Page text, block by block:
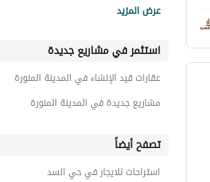
استراحات حي أبو كبير
استراحات حي الزهرة
استراحات حي المدينة الصناعية
عرض المزيد
استثمر في مشاريع جديدة
عقارات قيد الإنشاء في المدينة المنورة
مشاريع جديدة في المدينة المنورة
تصفح أيضاً
استراحات للايجار في حي السد